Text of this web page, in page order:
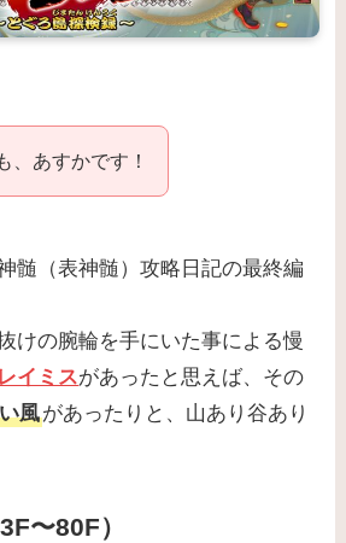
、あすかです！
髄（表神髄）攻略日記の最終編
けの腕輪を手にいた事による慢
イミスがあったと思えば、その
風があったりと、山あり谷あり
〜80F）